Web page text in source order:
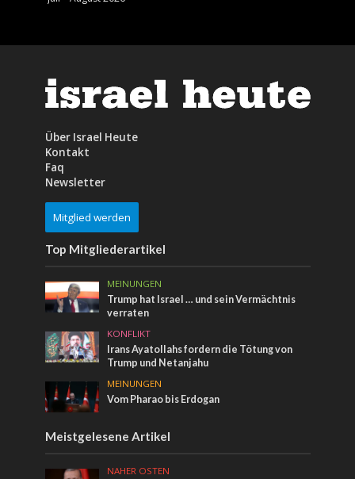
Über Israel Heute
Kontakt
Faq
Newsletter
Mitglied werden
Top Mitgliederartikel
MEINUNGEN
Trump hat Israel … und sein Vermächtnis
verraten
KONFLIKT
Irans Ayatollahs fordern die Tötung von
Trump und Netanjahu
MEINUNGEN
Vom Pharao bis Erdogan
Meistgelesene Artikel
NAHER OSTEN